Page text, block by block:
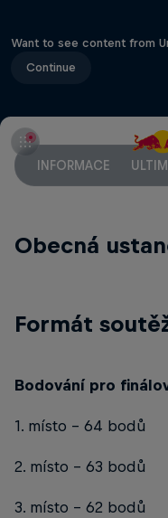
Want to see content from
Continue
INFORMACE
Obecná
Formát
Bodování pro
1. místo - 64 bodů
2. místo - 63 bodů
3. místo - 62 bodů